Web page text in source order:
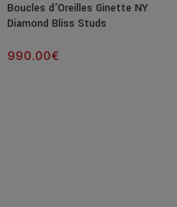
Boucles d’Oreilles Ginette NY
Diamond Bliss Studs
990.00€